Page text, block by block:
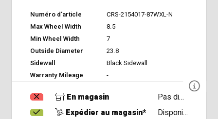
Numéro d'article
CRS-2154017-87WXL-N
Max Wheel Width
8.5
Min Wheel Width
7
Outside Diameter
23.8
Sidewall
Black Sidewall
Warranty Mileage
-
En magasin
Pas disponible
Expédier au magasin*
Disponible